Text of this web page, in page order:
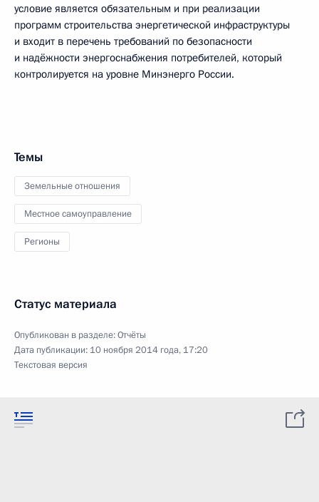
условие является обязательным и при реализации
программ строительства энергетической инфраструктуры
и входит в перечень требований по безопасности
и надёжности энергоснабжения потребителей, который
контролируется на уровне Минэнерго России.
Темы
Земельные отношения
Местное самоуправление
Регионы
Статус материала
Опубликован в разделе:Отчёты
Дата публикации: 10 ноября 2014 года, 17:20
Текстовая версия